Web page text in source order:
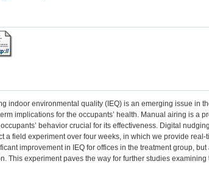
indoor environmental quality (IEQ) is an emerging issue in
implications for the occupants’ health. Manual airing is a
behavior crucial for its effectiveness. Digital
a field experiment over four weeks, in which we provide
improvement in IEQ for offices in the treatment group,
This experiment paves the way for further studies